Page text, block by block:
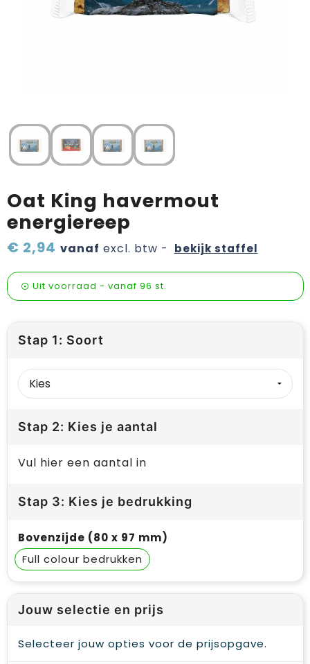
Wijn, bier en proeverij
Zomerpakketten
Oat King havermout
energiereep
€ 2,94 vanaf excl. btw - bekijk staffel
Uit voorraad - vanaf 96 st.
Stap 1: Soort
Stap 2: Kies je aantal
Vul hier een aantal in
Stap 3: Kies je bedrukking
Bovenzijde (80 x 97 mm)
Full colour
Jouw selectie en prijs
Selecteer jouw opties voor de prijsopgave.